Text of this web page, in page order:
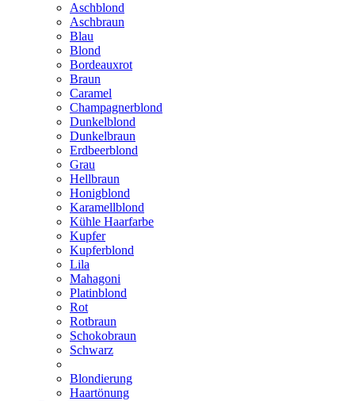
Aschblond
Aschbraun
Blau
Blond
Bordeauxrot
Braun
Caramel
Champagnerblond
Dunkelblond
Dunkelbraun
Erdbeerblond
Grau
Hellbraun
Honigblond
Karamellblond
Kühle Haarfarbe
Kupfer
Kupferblond
Lila
Mahagoni
Platinblond
Rot
Rotbraun
Schokobraun
Schwarz
Blondierung
Haartönung